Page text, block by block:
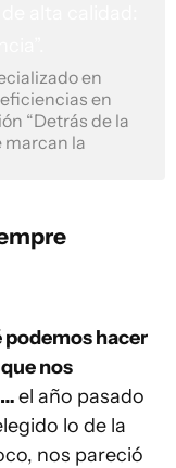
en
en
“Detrás de la
marcan la
hacer
nos
el año pasado
lo de la
nos pareció